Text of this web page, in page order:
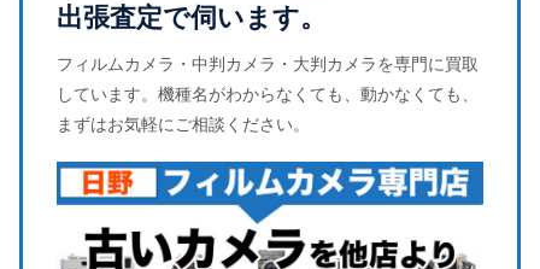
出張査定で伺います。
フィルムカメラ・中判カメラ・大判カメラを専門に買取
しています。機種名がわからなくても、動かなくても、
まずはお気軽にご相談ください。